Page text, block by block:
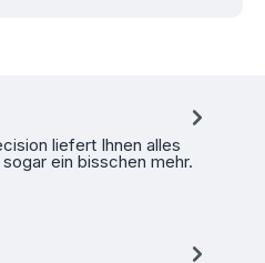
liefert Ihnen alles
ein bisschen mehr.